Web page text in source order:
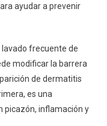
ayudar a prevenir
lavado frecuente de
modificar la barrera
de dermatitis
es una
picazón, inflamación y